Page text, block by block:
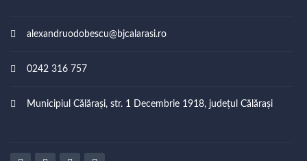
alexandruodobescu@bjcalarasi.ro
0242 316 757
Municipiul Călărași, str. 1 Decembrie 1918, județul Călărași